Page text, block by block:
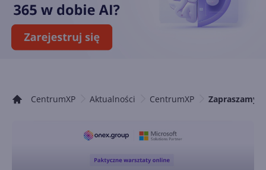
CentrumXP Aktualności CentrumXP Zapraszamy